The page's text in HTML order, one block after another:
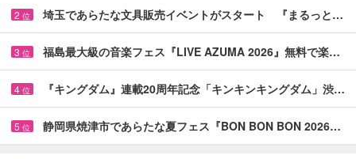
2 位 埼玉であらたな文具販売イベントがスタート 『まるっと…
3 位 福島最大級の音楽フェス『LIVE AZUMA 2026』無料で楽…
4 位 『キングダム』連載20周年記念「キンキンキングダム」渋…
5 位 静岡県焼津市であらたな夏フェス『BON BON BON 2026…